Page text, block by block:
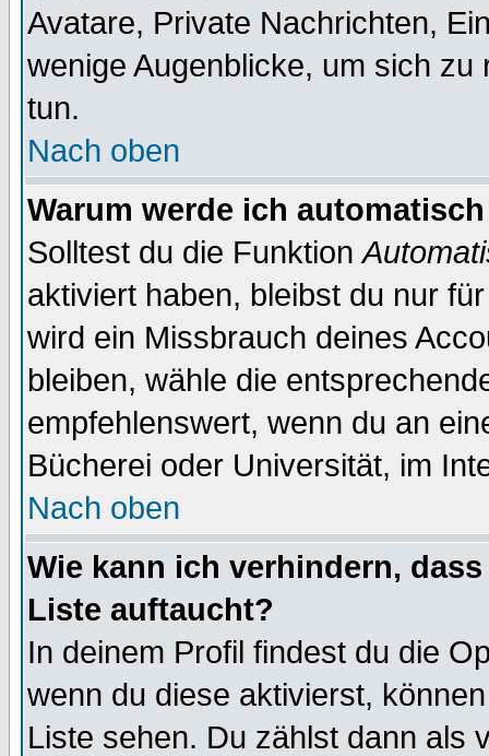
Avatare, Private Nachrichten,
wenige Augenblicke, um sich
tun.
Nach oben
Warum werde ich
Solltest du die Funktion
aktiviert haben, bleibst du nur
wird ein Missbrauch deines
bleiben, wähle die
empfehlenswert, wenn du an
Bücherei oder Universität, im
Nach oben
Wie kann ich verhindern,
Liste auftaucht?
In deinem Profil findest du die
wenn du diese aktivierst,
Liste sehen. Du zählst dann als